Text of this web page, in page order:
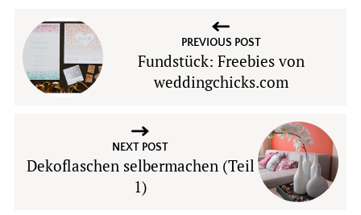
PREVIOUS POST
Fundstück: Freebies von
weddingchicks.com
NEXT POST
Dekoflaschen selbermachen (Teil
1)